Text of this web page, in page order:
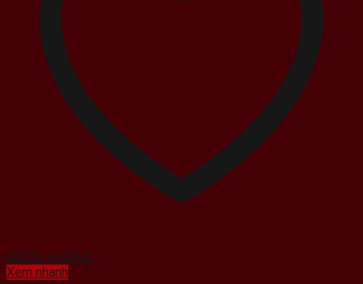
Add to wishlist
Xem nhanh